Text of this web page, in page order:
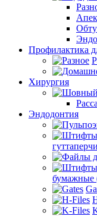
Профилактика
Хирургия
Эндодонтия
бумажные